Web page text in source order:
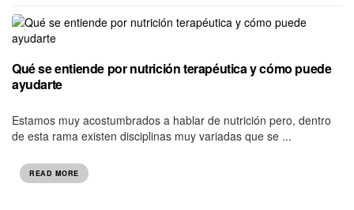
Qué se entiende por nutrición terapéutica y cómo puede
ayudarte
Estamos muy acostumbrados a hablar de nutrición pero, dentro
de esta rama existen disciplinas muy variadas que se ...
READ MORE